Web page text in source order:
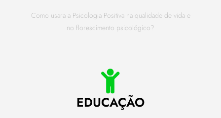
Como usara a Psicologia Positiva na qualidade de vida e
no florescimento psicológico?
EDUCAÇÃO